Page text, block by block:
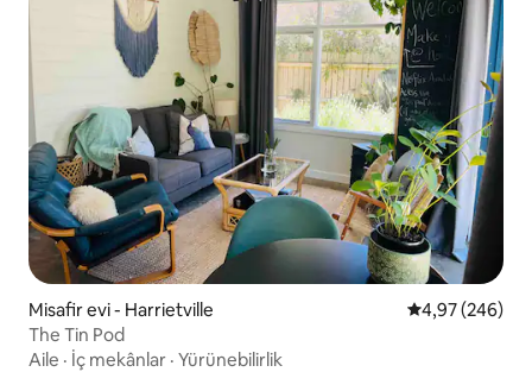
Misafir evi - Harrietville 5 üzerinden
4,97 (246)
The Tin Pod
Aile · İç mekânlar · Yürünebilirlik